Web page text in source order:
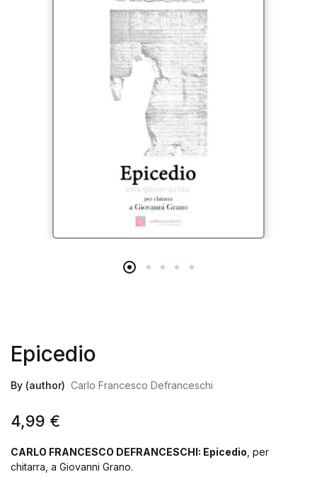
Epicedio
By (author) Carlo Francesco Defranceschi
4,99 €
CARLO FRANCESCO DEFRANCESCHI: Epicedio, per
chitarra, a Giovanni Grano.